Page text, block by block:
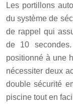
Les portillons
du système de
de rappel qui
de 10
positionné à une
nécessiter deux
double sécurité
piscine tout en